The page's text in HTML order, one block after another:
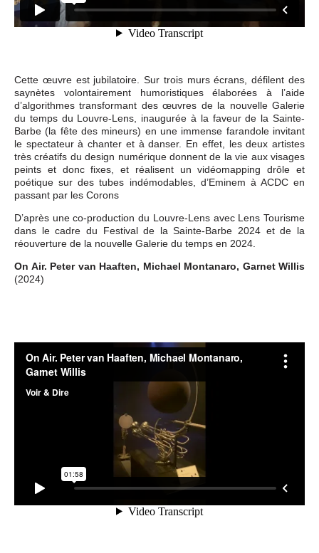
Cette œuvre est jubilatoire. Sur trois murs écrans, défilent des
saynètes volontairement humoristiques élaborées à l’aide
d’algorithmes transformant des œuvres de la nouvelle Galerie
du temps du Louvre-Lens, inaugurée à la faveur de la Sainte-
Barbe (la fête des mineurs) en une immense farandole invitant
le spectateur à chanter et à danser. En effet, les deux artistes
très créatifs du design numérique donnent de la vie aux visages
peints et donc fixes, et réalisent un vidéomapping drôle et
poétique sur des tubes indémodables, d’Eminem à ACDC en
passant par les Corons
D’après une co-production du Louvre-Lens avec Lens Tourisme
dans le cadre du Festival de la Sainte-Barbe 2024 et de la
réouverture de la nouvelle Galerie du temps en 2024.
On Air. Peter van Haaften, Michael Montanaro, Garnet Willis
(2024)